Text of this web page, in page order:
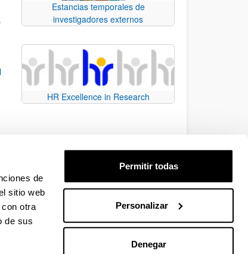
de
sitio web
otra
de sus
Permitir todas
Personalizar
Denegar
desplazarse.
Estancias temporales de
investigadores externos
HR Excellence in Research